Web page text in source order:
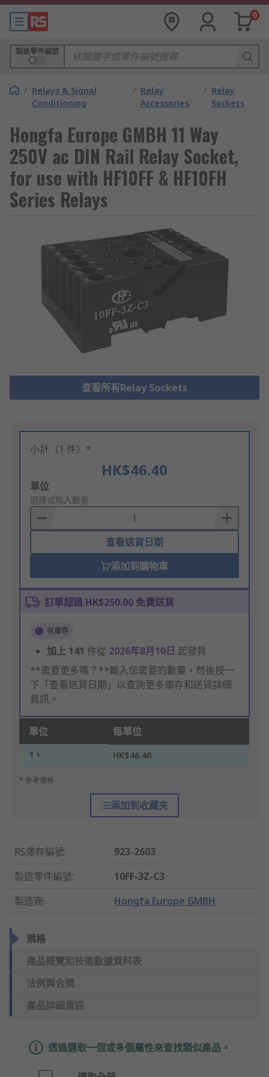
0
製造零件編號
/ Relays & Signal
Conditioning
/ Relay
Accessories
/ Relay
Sockets
Hongfa Europe GMBH 11 Way
250V ac DIN Rail Relay Socket,
for use with HF10FF & HF10FH
Series Relays
查看所有Relay Sockets
小計（1 件）*
HK$46.40
Add
to
Basket
單位
選擇或輸入數量
查看送貨日期
添加到購物車
訂單超過 HK$250.00 免費送貨
有庫存
加上 141 件從 2026年8月10日 起發貨
**需要更多嗎？**輸入您需要的數量，然後按一
下「查看送貨日期」以查詢更多庫存和送貨詳細
資訊。
單位 每單位
1 + HK$46.40
* 參考價格
添加到收藏夾
RS庫存編號:
923-2603
製造零件編號:
10FF-3Z-C3
製造商: Hongfa Europe GMBH
規格
產品概覽和技術數據資料表
法例與合規
產品詳細資訊
透過選取一個或多個屬性來查找類似產品。